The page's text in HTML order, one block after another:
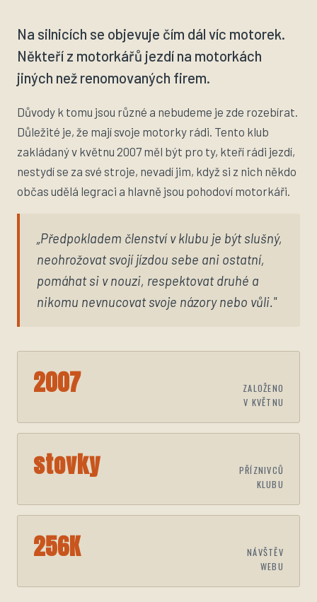
Na silnicích se objevuje čím dál víc motorek.
Někteří z motorkářů jezdí na motorkách
jiných než renomovaných firem.
Důvody k tomu jsou různé a nebudeme je zde rozebírat.
Důležité je, že mají svoje motorky rádi. Tento klub
zakládaný v květnu 2007 měl být pro ty, kteří rádi jezdí,
nestydí se za své stroje, nevadí jim, když si z nich někdo
občas udělá legraci a hlavně jsou pohodoví motorkáři.
„Předpokladem členství v klubu je být slušný,
neohrožovat svojí jízdou sebe ani ostatní,
pomáhat si v nouzi, respektovat druhé a
nikomu nevnucovat svoje názory nebo vůli."
2007
ZALOŽENO
V KVĚTNU
stovky
PŘÍZNIVCŮ
KLUBU
256K
NÁVŠTĚV
WEBU